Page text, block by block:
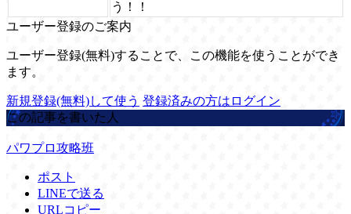
う！！
ユーザー登録のご案内
ユーザー登録(無料)することで、この機能を使うことができ
ます。
新規登録(無料)して使う 登録済みの方はログイン
この記事を書いた人
パワプロ攻略班
ポスト
LINEで送る
URLコピー